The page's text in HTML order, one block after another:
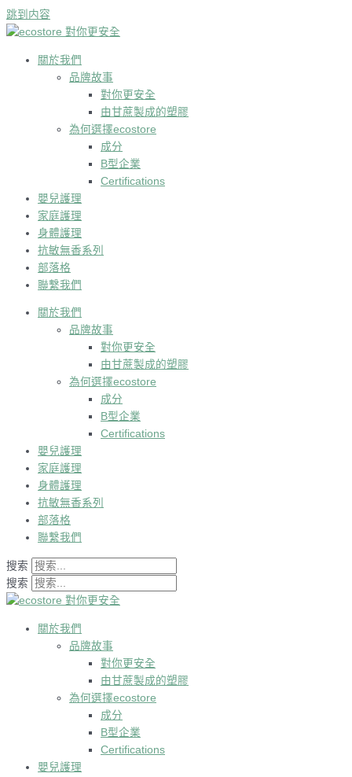
跳到内容
關於我們
品牌故事
對你更安全
由甘蔗製成的塑膠
為何選擇ecostore
成分
B型企業
Certifications
嬰兒護理
家庭護理
身體護理
抗敏無香系列
部落格
聯繫我們
關於我們
品牌故事
對你更安全
由甘蔗製成的塑膠
為何選擇ecostore
成分
B型企業
Certifications
嬰兒護理
家庭護理
身體護理
抗敏無香系列
部落格
聯繫我們
搜索
搜索
關於我們
品牌故事
對你更安全
由甘蔗製成的塑膠
為何選擇ecostore
成分
B型企業
Certifications
嬰兒護理